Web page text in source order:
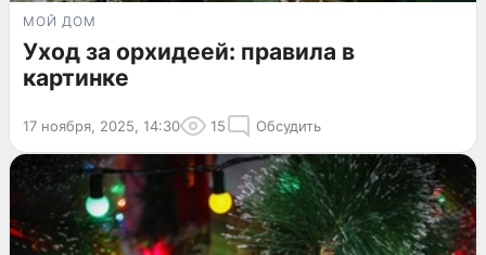
МОЙ ДОМ
Уход за орхидеей: правила в
картинке
17 ноября, 2025, 14:30 15 Обсудить